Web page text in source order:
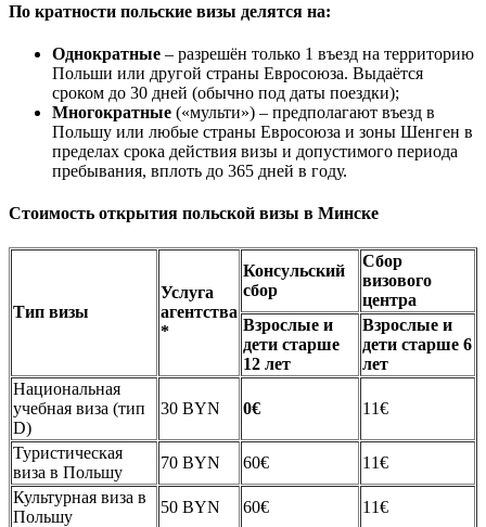
По кратности польские визы делятся на:
Однократные – разрешён только 1 въезд на территорию
Польши или другой страны Евросоюза. Выдаётся
сроком до 30 дней (обычно под даты поездки);
Многократные («мульти») – предполагают въезд в
Польшу или любые страны Евросоюза и зоны Шенген в
пределах срока действия визы и допустимого периода
пребывания, вплоть до 365 дней в году.
Стоимость открытия польской визы в Минске
Тип визы
Услуга
агентства
*
Консульский
сбор
Сбор
визового
центра
Взрослые и
дети старше
12 лет
Взрослые и
дети старше 6
лет
Национальная
учебная виза (тип
D)
30 BYN 0€ 11€
Туристическая
виза в Польшу
70 BYN 60€
11€
Культурная виза в
Польшу
50 BYN 60€
11€